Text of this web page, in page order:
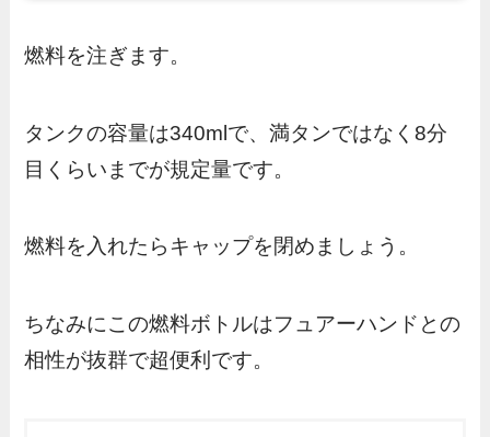
燃料を注ぎます。
タンクの容量は340mlで、満タンではなく8分
目くらいまでが規定量です。
燃料を入れたらキャップを閉めましょう。
ちなみにこの燃料ボトルはフュアーハンドとの
相性が抜群で超便利です。